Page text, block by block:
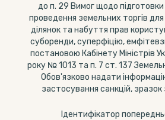
до п. 29 Вимог щодо
проведення земельних торгів
ділянок та набуття прав
суборенди, суперфіцію,
постановою Кабінету Міністрів
року № 1013 та п. 7 ст. 137
Обов'язково надати
застосування санкцій,
Ідентифікатор